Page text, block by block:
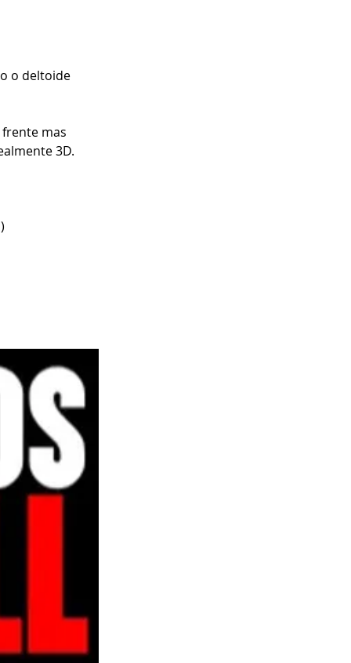
o deltoide
mas
3D.